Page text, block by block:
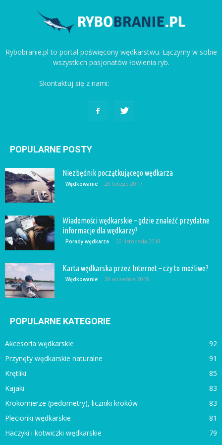
Rybobranie.pl to portal poświęcony wędkarstwu. Łączymy w sobie
wszystkich pasjonatów łowienia ryb.
Skontaktuj się z nami:
POPULARNE POSTY
Niezbędnik początkującego wędkarza
Wędkowanie 28 lutego 2017
Wiadomości wędkarskie – gdzie znaleźć przydatne
informacje dla wędkarzy?
Porady wędkarza 22 listopada 2018
Karta wędkarska przez Internet – czy to możliwe?
Wędkowanie 28 września 2018
POPULARNE KATEGORIE
Akcesoria wędkarskie
92
Przynęty wędkarskie naturalne
91
Krętliki
85
Kajaki
83
Krokomierze (pedometry), liczniki kroków
83
Plecionki wędkarskie
81
Haczyki i kotwiczki wędkarskie
79